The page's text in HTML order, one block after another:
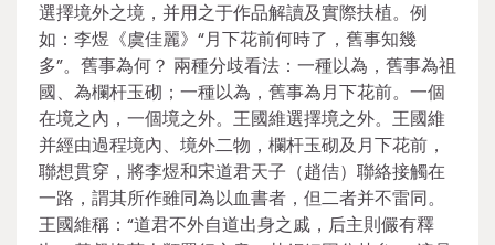
選擇境外之境，并用之于作品解讀及實際扶植。例
如：李煜《虞佳麗》“月下花前何時了，舊事知幾
多”。舊事為何？ 兩種分歧看法：一種以為，舊事為祖
國、為欄杆玉砌；一種以為，舊事為月下花前。一個
在境之內，一個境之外。王國維選擇境之外。王國維
并經由過程境內、境外二物，欄杆玉砌及月下花前，
聯想貫穿，將李煜和宋道君天子（趙佶）聯絡接觸在
一路，謂其所作雖同為以血書者，但二者并不雷同。
王國維稱：“道君不外自道出身之戚，后主則儼有釋